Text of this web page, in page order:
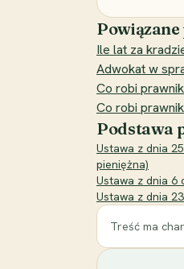
Ile lat za
Adwokat w
Co robi
Co robi
Podstawa
Ustawa z dnia
pieniężna)
Ustawa z dnia 6
Ustawa z dnia
Treść ma